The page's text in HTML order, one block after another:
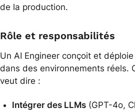
de la production.
Rôle et responsabilités
Un AI Engineer conçoit et
dans des environnements réels.
veut dire :
Intégrer des LLMs (GPT-4o,